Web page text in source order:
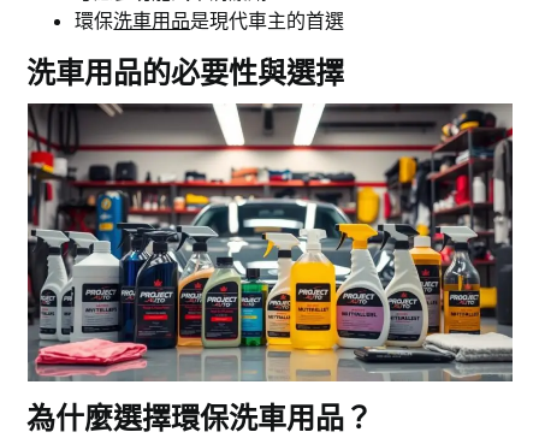
環保洗車用品是現代車主的首選
洗車用品的必要性與選擇
為什麼選擇環保洗車用品？